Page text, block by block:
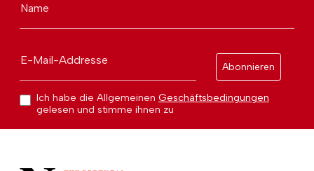
Name
E-Mail-Addresse
Abonnieren
Ich habe die Allgemeinen Geschäftsbedingungen
gelesen und stimme ihnen zu